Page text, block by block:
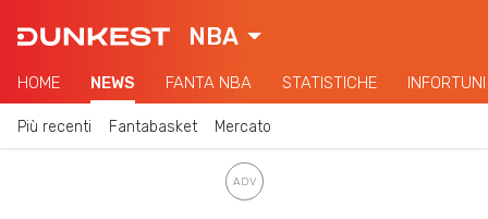
NBA
HOME NEWS FANTA NBA STATISTICHE INFORTUNI
Più recenti Fantabasket Mercato